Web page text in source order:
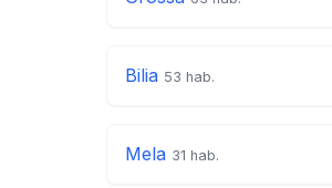
Bilia 53 hab.
Mela 31 hab.